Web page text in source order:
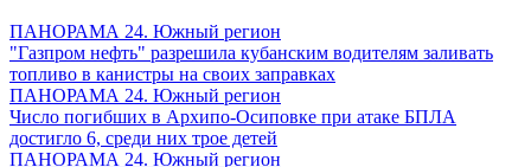
ПАНОРАМА 24. Южный регион
"Газпром нефть" разрешила кубанским водителям заливать
топливо в канистры на своих заправках
ПАНОРАМА 24. Южный регион
Число погибших в Архипо-Осиповке при атаке БПЛА
достигло 6, среди них трое детей
ПАНОРАМА 24. Южный регион